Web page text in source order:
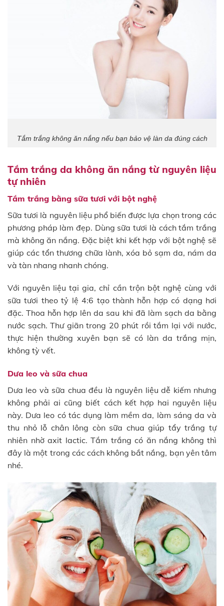
Tắm trắng không ăn nắng nếu bạn bảo vệ làn da đúng cách
Tắm trắng da không ăn nắng từ nguyên liệu
tự nhiên
Tắm trắng bằng sữa tươi với bột nghệ
Sữa tươi là nguyên liệu phổ biến được lựa chọn trong các
phương pháp làm đẹp. Dùng sữa tươi là cách tắm trắng
mà không ăn nắng. Đặc biệt khi kết hợp với bột nghệ sẽ
giúp các tổn thương chữa lành, xóa bỏ sạm da, nám da
và tàn nhang nhanh chóng.
Với nguyên liệu tại gia, chỉ cần trộn bột nghệ cùng với
sữa tươi theo tỷ lệ 4:6 tạo thành hỗn hợp có dạng hơi
đặc. Thoa hỗn hợp lên da sau khi đã làm sạch da bằng
nước sạch. Thư giãn trong 20 phút rồi tắm lại với nước,
thực hiện thường xuyên bạn sẽ có làn da trắng mịn,
không tỳ vết.
Dưa leo và sữa chua
Dưa leo và sữa chua đều là nguyên liệu dễ kiếm nhưng
không phải ai cũng biết cách kết hợp hai nguyên liệu
này. Dưa leo có tác dụng làm mềm da, làm sáng da và
thu nhỏ lỗ chân lông còn sữa chua giúp tẩy trắng tự
nhiên nhờ axit lactic. Tắm trắng có ăn nắng không thì
đây là một trong các cách không bắt nắng, bạn yên tâm
nhé.